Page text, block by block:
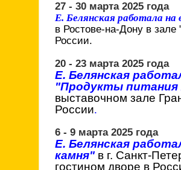
27 - 30 марта 2025 года
Е. Белянская работала
в Ростове-на-Дону в зале
России.
20 - 23 марта 2025 года
Е. Белянская
"Продукты питания
выставочном зале
России.
6 - 9 марта 2025 года
Е. Белянская
камня" в г. Санкт-
гостином дворе в